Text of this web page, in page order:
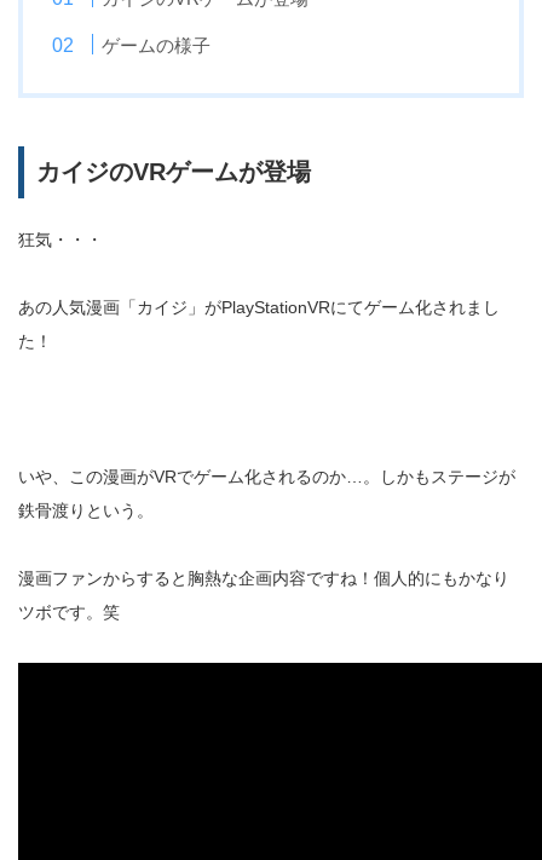
ゲームの様子
カイジのVRゲームが登場
狂気・・・
あの人気漫画「カイジ」がPlayStationVRにてゲーム化されまし
た！
いや、この漫画がVRでゲーム化されるのか…。しかもステージが
鉄骨渡りという。
漫画ファンからすると胸熱な企画内容ですね！個人的にもかなり
ツボです。笑